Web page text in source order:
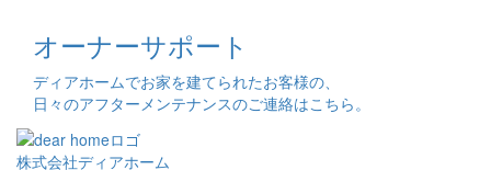
オーナーサポート
ディアホームでお家を建てられたお客様の、
日々のアフターメンテナンスのご連絡はこちら。
株式会社ディアホーム